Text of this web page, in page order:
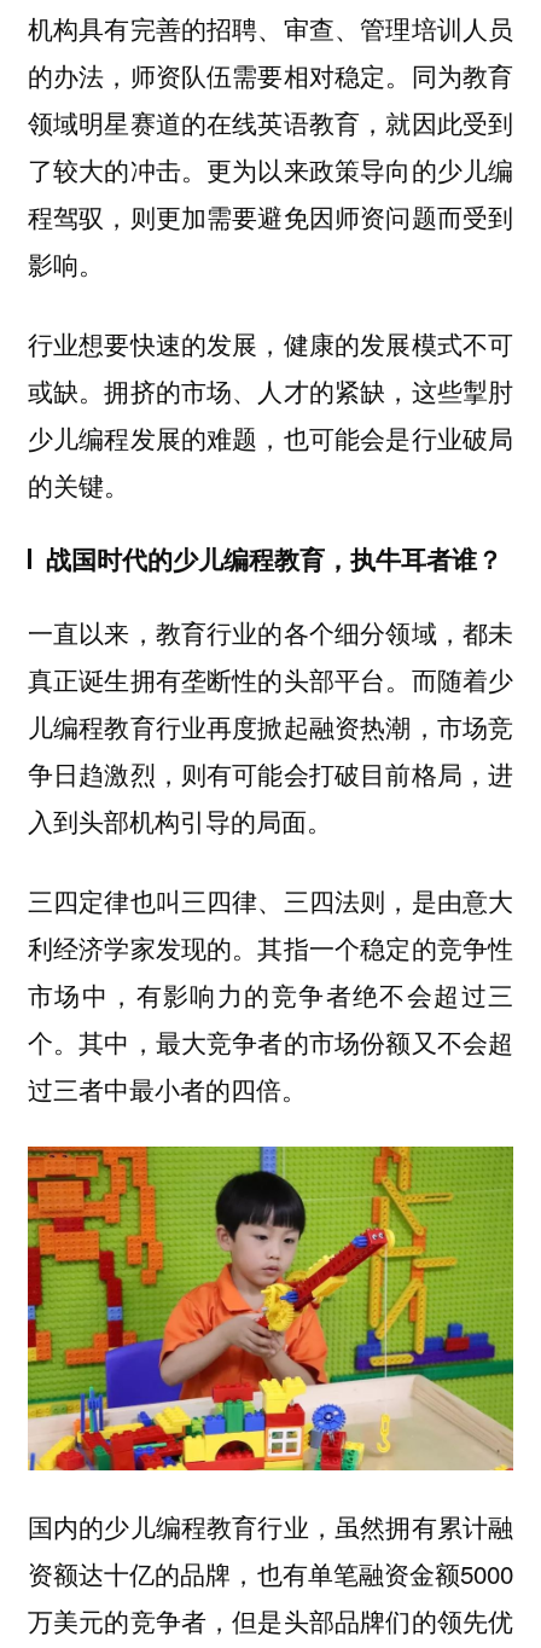
机构具有完善的招聘、审查、管理培训人员
的办法，师资队伍需要相对稳定。同为教育
领域明星赛道的在线英语教育，就因此受到
了较大的冲击。更为以来政策导向的少儿编
程驾驭，则更加需要避免因师资问题而受到
影响。
行业想要快速的发展，健康的发展模式不可
或缺。拥挤的市场、人才的紧缺，这些掣肘
少儿编程发展的难题，也可能会是行业破局
的关键。
战国时代的少儿编程教育，执牛耳者谁？
一直以来，教育行业的各个细分领域，都未
真正诞生拥有垄断性的头部平台。而随着少
儿编程教育行业再度掀起融资热潮，市场竞
争日趋激烈，则有可能会打破目前格局，进
入到头部机构引导的局面。
三四定律也叫三四律、三四法则，是由意大
利经济学家发现的。其指一个稳定的竞争性
市场中，有影响力的竞争者绝不会超过三
个。其中，最大竞争者的市场份额又不会超
过三者中最小者的四倍。
国内的少儿编程教育行业，虽然拥有累计融
资额达十亿的品牌，也有单笔融资金额5000
万美元的竞争者，但是头部品牌们的领先优